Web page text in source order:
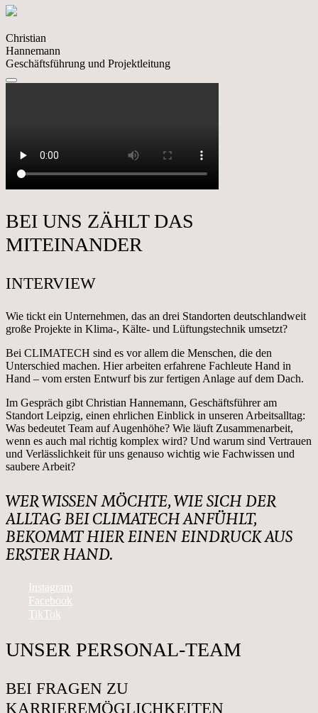
Christian
Hannemann
Geschäftsführung und Projektleitung
BEI UNS ZÄHLT DAS
MITEINANDER
INTERVIEW
Wie tickt ein Unternehmen, das an drei Standorten deutschlandweit
große Projekte in Klima-, Kälte- und Lüftungstechnik umsetzt?
Bei CLIMATECH sind es vor allem die Menschen, die den
Unterschied machen. Hier arbeiten erfahrene Fachleute Hand in
Hand – vom ersten Entwurf bis zur fertigen Anlage auf dem Dach.
Im Gespräch gibt Christian Hannemann, Geschäftsführer am
Standort Leipzig, einen ehrlichen Einblick in unseren Arbeitsalltag:
Was bedeutet Team auf Augenhöhe? Wie läuft Zusammenarbeit,
wenn es auch mal richtig komplex wird? Und warum sind Vertrauen
und Verlässlichkeit für uns genauso wichtig wie Fachwissen und
saubere Arbeit?
WER WISSEN MÖCHTE, WIE SICH DER
ALLTAG BEI CLIMATECH ANFÜHLT,
BEKOMMT HIER EINEN EINDRUCK AUS
ERSTER HAND.
Instagram
Facebook
TikTok
UNSER PERSONAL-TEAM
BEI FRAGEN ZU
KARRIEREMÖGLICHKEITEN